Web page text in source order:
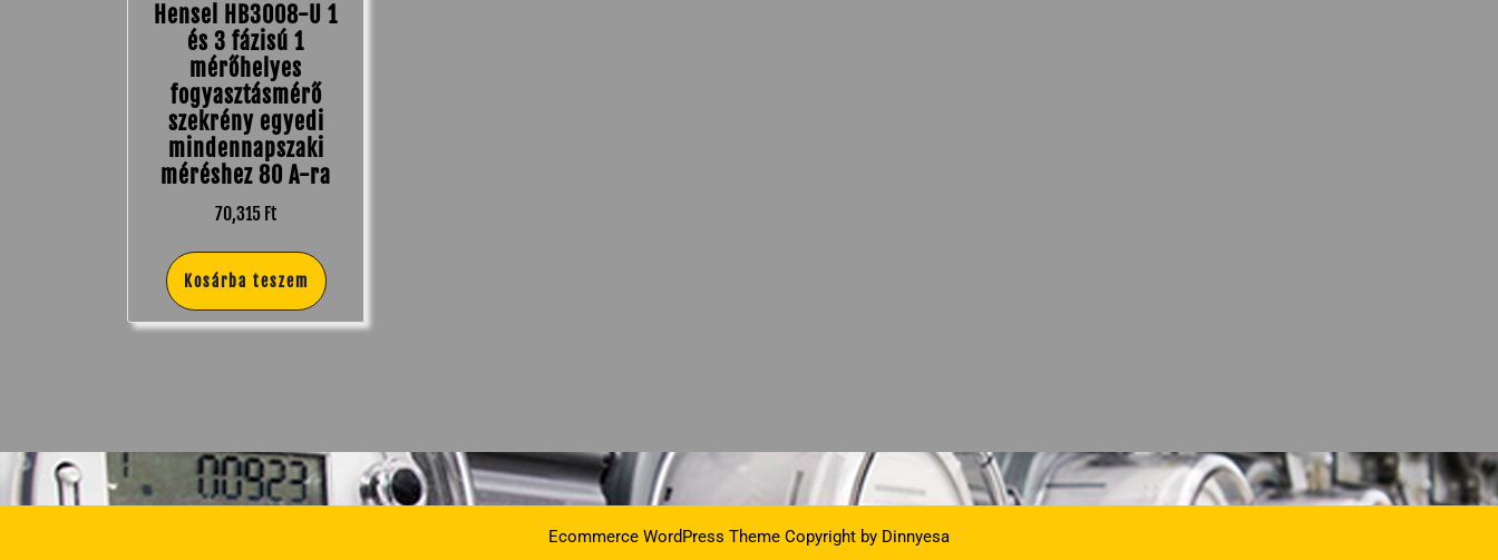
Hensel HB3008-U 1
és 3 fázisú 1
mérőhelyes
fogyasztásmérő
szekrény egyedi
mindennapszaki
méréshez 80 A-ra
70,315 Ft
Kosárba teszem
Ecommerce WordPress Theme Copyright by Dinnyesa